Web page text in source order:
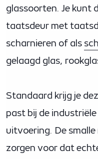
glassoorten. Je kunt
taatsdeur met
scharnieren of als
gelaagd glas,
Standaard krijg je
past bij de
uitvoering. De
zorgen voor dat